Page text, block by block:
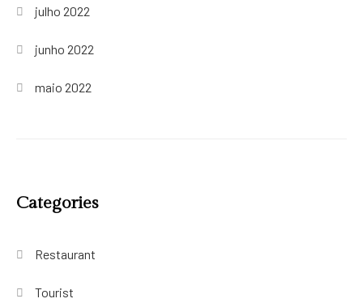
julho 2022
junho 2022
maio 2022
Categories
Restaurant
Tourist